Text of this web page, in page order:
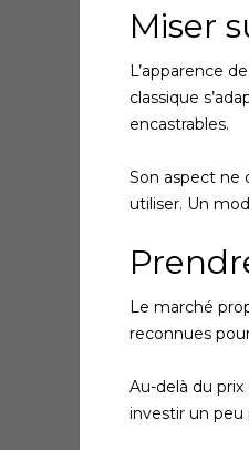
Miser
L’apparence
classique
encastrables.
Son aspect ne
utiliser. Un
Le marché
reconnues
Au-delà du prix
investir un peu